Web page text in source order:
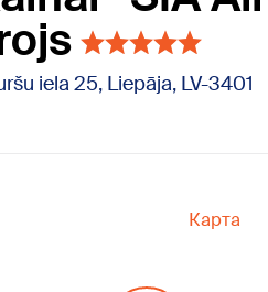
iela 25, Liepāja, LV-3401
Карта